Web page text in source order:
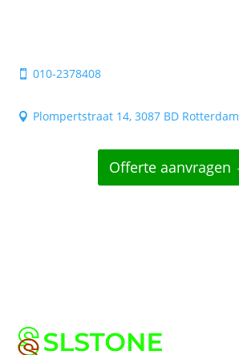
 010-2378408
 Plompertstraat 14, 3087 BD Rotterdam
Offerte aanvragen